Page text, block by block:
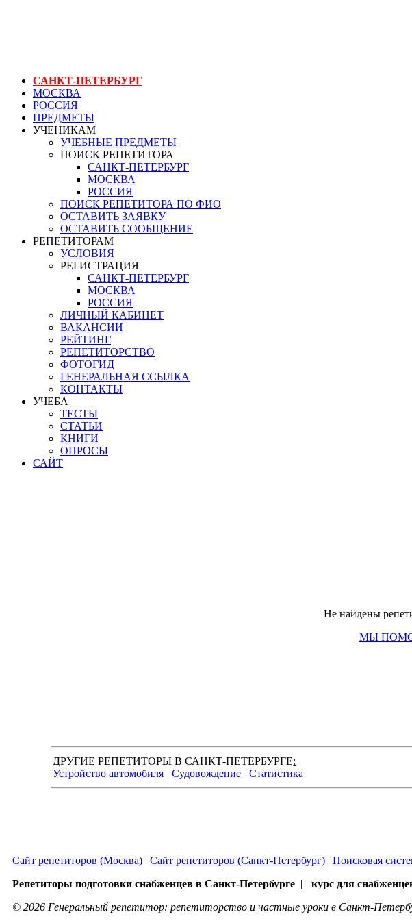
САНКТ-ПЕТЕРБУРГ
МОСКВА
РОССИЯ
ПРЕДМЕТЫ
УЧЕНИКАМ
УЧЕБНЫЕ ПРЕДМЕТЫ
ПОИСК РЕПЕТИТОРА
САНКТ-ПЕТЕРБУРГ
МОСКВА
РОССИЯ
ПОИСК РЕПЕТИТОРА ПО ФИО
ОСТАВИТЬ ЗАЯВКУ
ОСТАВИТЬ СООБЩЕНИЕ
РЕПЕТИТОРАМ
УСЛОВИЯ
РЕГИСТРАЦИЯ
САНКТ-ПЕТЕРБУРГ
МОСКВА
РОССИЯ
ЛИЧНЫЙ КАБИНЕТ
ВАКАНСИИ
РЕЙТИНГ
РЕПЕТИТОРСТВО
ФОТОГИД
ГЕНЕРАЛЬНАЯ ССЫЛКА
КОНТАКТЫ
УЧЕБА
ТЕСТЫ
СТАТЬИ
КНИГИ
ОПРОСЫ
САЙТ
Не найдены
МЫ
ДРУГИЕ РЕПЕТИТОРЫ В САНКТ-ПЕТЕРБУРГЕ:
Устройство автомобиля
Судовождение Статистика
Сайт репетиторов (Москва) | Сайт репетиторов (Санкт-Петербург) | Поисковая
Репетиторы подготовки снабженцев в Санкт-Петербурге | курс для
© 2026 Генеральный репетитор: репетиторство и частные уроки в Санкт-